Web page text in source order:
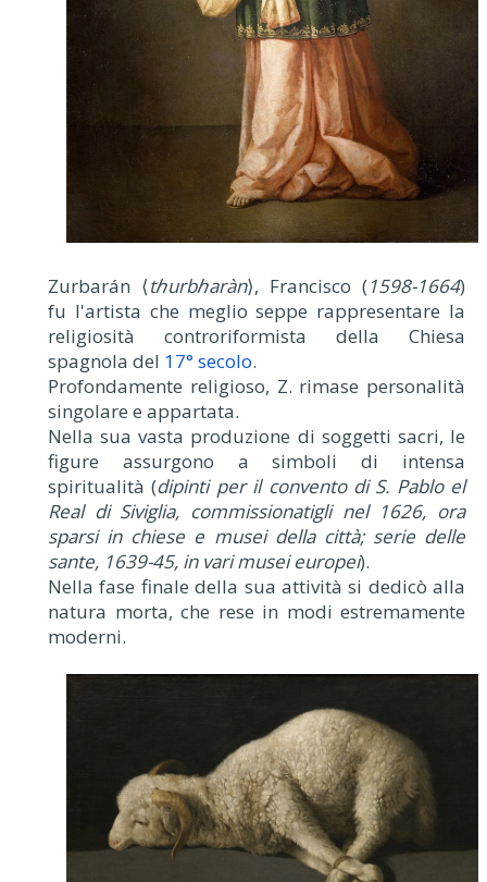
Zurbarán ⟨tℎurbℎaràn⟩, Francisco (1598-1664)
fu l'artista che meglio seppe rappresentare la
religiosità controriformista della Chiesa
spagnola del 17° secolo.
Profondamente religioso, Z. rimase personalità
singolare e appartata.
Nella sua vasta produzione di soggetti sacri, le
figure assurgono a simboli di intensa
spiritualità (dipinti per il convento di S. Pablo el
Real di Siviglia, commissionatigli nel 1626, ora
sparsi in chiese e musei della città; serie delle
sante, 1639-45, in vari musei europei).
Nella fase finale della sua attività si dedicò alla
natura morta, che rese in modi estremamente
moderni.